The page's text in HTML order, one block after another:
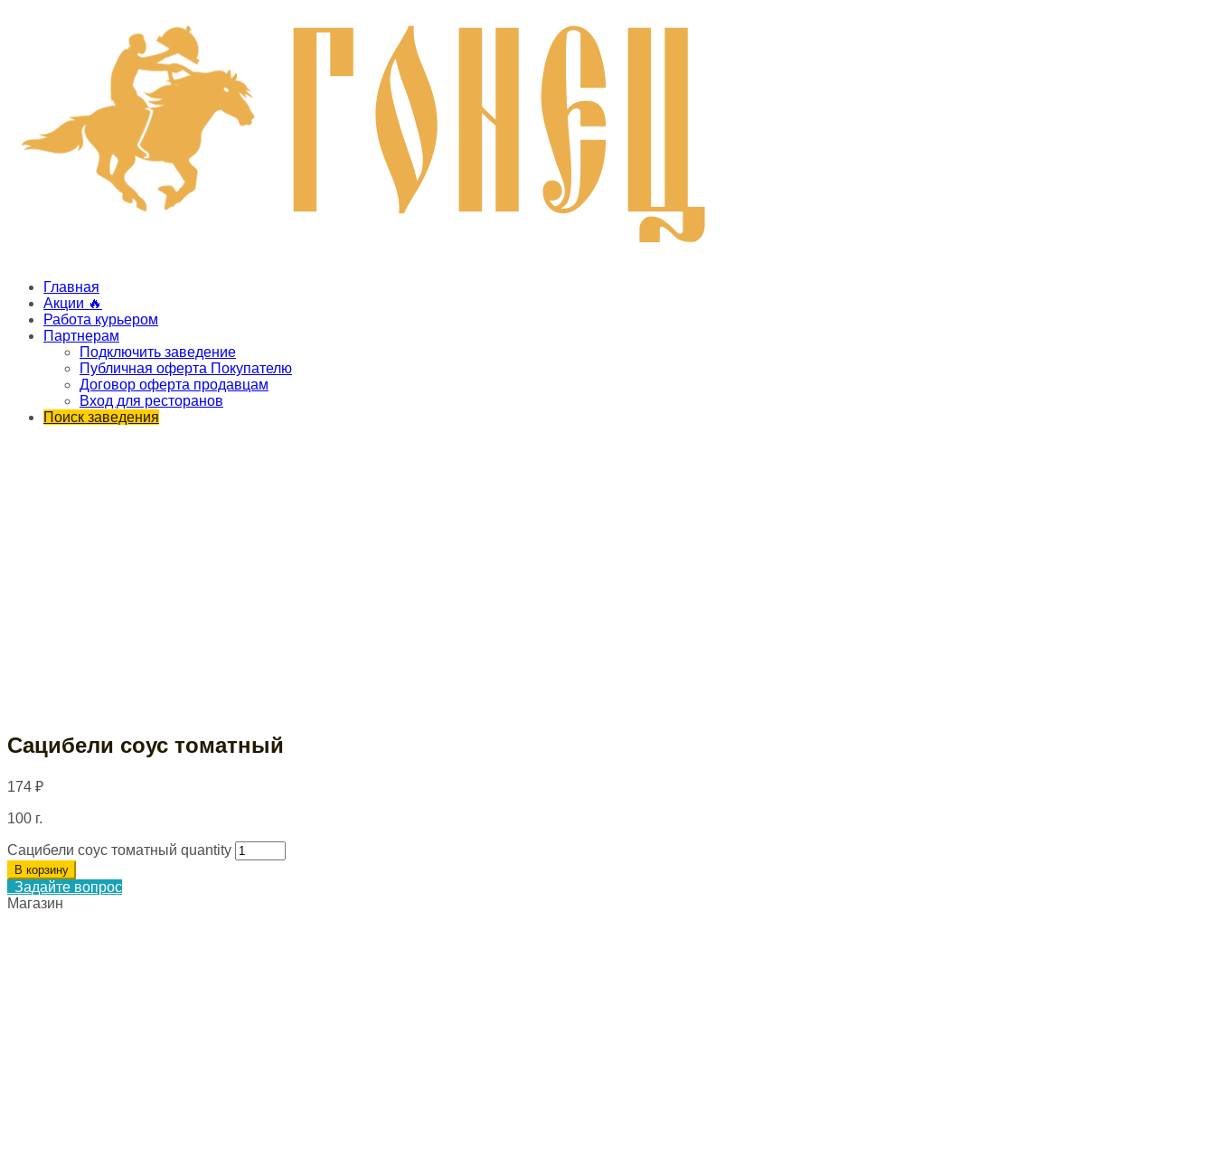
Главная
Акции 🔥
Работа курьером
Партнерам
Подключить заведение
Публичная оферта Покупателю
Договор оферта продавцам
Вход для ресторанов
Поиск заведения
Сацибели соус томатный
174 ₽
100 г.
Сацибели соус томатный quantity
В корзину
Задайте вопрос
Магазин